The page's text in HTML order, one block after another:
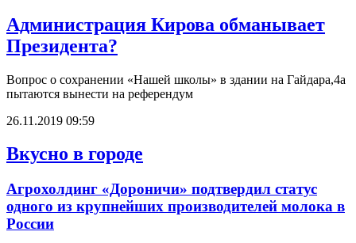
Администрация Кирова обманывает
Президента?
Вопрос о сохранении «Нашей школы» в здании на Гайдара,4а
пытаются вынести на референдум
26.11.2019 09:59
Вкусно в городе
Агрохолдинг «Дороничи» подтвердил статус
одного из крупнейших производителей молока в
России